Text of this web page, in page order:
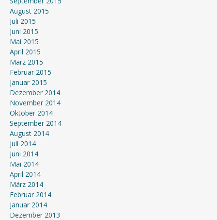
August 2015
Juli 2015
Juni 2015
Mai 2015
April 2015
März 2015
Februar 2015
Januar 2015
Dezember 2014
November 2014
Oktober 2014
September 2014
August 2014
Juli 2014
Juni 2014
Mai 2014
April 2014
März 2014
Februar 2014
Januar 2014
Dezember 2013